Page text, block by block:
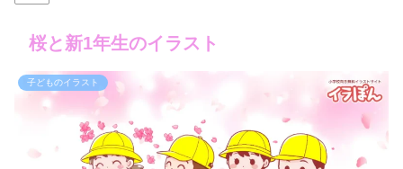
桜と新1年生のイラスト
子どものイラスト